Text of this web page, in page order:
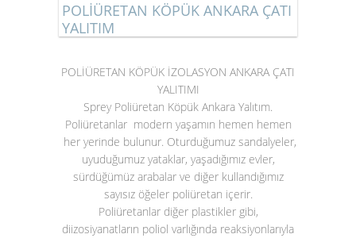
POLİÜRETAN KÖPÜK ANKARA ÇATI
YALITIM
POLİÜRETAN KÖPÜK İZOLASYON ANKARA ÇATI
YALITIMI
Sprey Poliüretan Köpük Ankara Yalıtım.
Poliüretanlar modern yaşamın hemen hemen
her yerinde bulunur. Oturduğumuz sandalyeler,
uyuduğumuz yataklar, yaşadığımız evler,
sürdüğümüz arabalar ve diğer kullandığımız
sayısız öğeler poliüretan içerir.
Poliüretanlar diğer plastikler gibi,
diizosiyanatların poliol varlığında reaksiyonlarıyla